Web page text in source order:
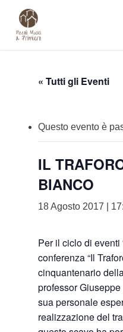
main
« Tutti gli Eventi
Questo evento è
IL
BIANCO
18 Agosto 2017 |
Per il ciclo di eventi
conferenza “Il
cinquantenario
professor
sua personale
realizzazione del